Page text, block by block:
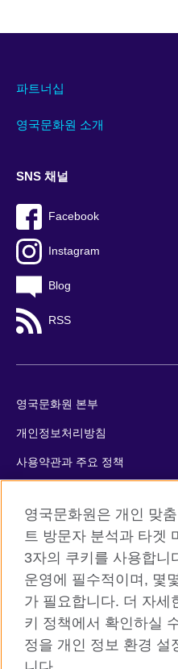
파트너십
영국문화원 소개
SNS 채널
Facebook
Instagram
Blog
RSS
영국문화원 본부
개인정보처리방침
사용약관과 주요 정책
사이트맵
© 2026 British Council
The United Kingdom’s
relations and educational
209131 (England and Wales)
영국문화원은 개인 맞
트 방문자 분석과 타겟
3자의 쿠키를 사용합니
운영에 필수적이며, 몇
가 필요합니다. 더 자세
키 정책에서 확인하실
정을 개인 정보 환경 설